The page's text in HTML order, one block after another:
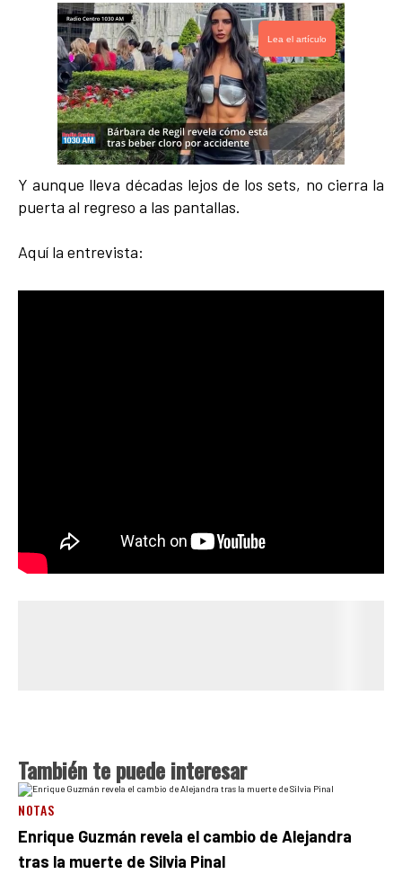
Lea el artículo
Y aunque lleva décadas lejos de los sets, no cierra la
puerta al regreso a las pantallas.
Aquí la entrevista:
También te puede interesar
NOTAS
Enrique Guzmán revela el cambio de Alejandra
tras la muerte de Silvia Pinal